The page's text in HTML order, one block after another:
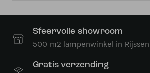
Sfeervolle showroom
500 m2 lampenwinkel in Rijssen
Gratis verzending